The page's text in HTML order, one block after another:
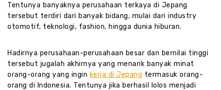
Tentunya banyaknya perusahaan terkaya di Jepang
tersebut terdiri dari banyak bidang, mulai dari industry
otomotif, teknologi, fashion, hingga dunia hiburan.
Hadirnya perusahaan-perusahaan besar dan bernilai tinggi
tersebut jugalah akhirnya yang menarik banyak minat
orang-orang yang ingin kerja di Jepang termasuk orang-
orang di Indonesia. Tentunya jika berhasil lolos menjadi